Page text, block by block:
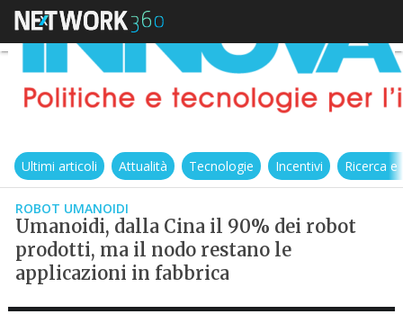
Ultimi articoli Attualità Tecnologie Incentivi Ricerca
ROBOT UMANOIDI
Umanoidi, dalla Cina il 90% dei robot
prodotti, ma il nodo restano le
applicazioni in fabbrica